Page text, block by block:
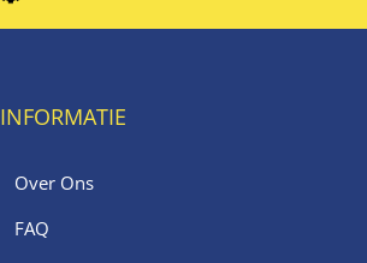
INFORMATIE
Over Ons
FAQ